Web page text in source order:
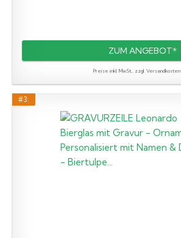
ZUM ANGEBOT*
Preise inkl. MwSt., zzgl. Versandkosten
#3: